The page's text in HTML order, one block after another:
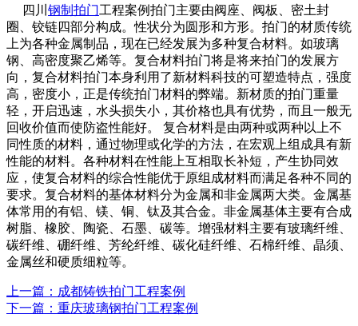
四川 钢制拍门工程案例拍门主要由阀座、阀板、密土封
圈、铰链四部分构成。性状分为圆形和方形。拍门的材质传统
上为各种金属制品，现在已经发展为多种复合材料。如玻璃
钢、高密度聚乙烯等。复合材料拍门将是将来拍门的发展方
向，复合材料拍门本身利用了新材料科技的可塑造特点，强度
高，密度小，正是传统拍门材料的弊端。新材质的拍门重量
轻，开启迅速，水头损失小，其价格也具有优势，而且一般无
回收价值而使防盗性能好。 复合材料是由两种或两种以上不
同性质的材料，通过物理或化学的方法，在宏观上组成具有新
性能的材料。各种材料在性能上互相取长补短，产生协同效
应，使复合材料的综合性能优于原组成材料而满足各种不同的
要求。复合材料的基体材料分为金属和非金属两大类。金属基
体常用的有铝、镁、铜、钛及其合金。非金属基体主要有合成
树脂、橡胶、陶瓷、石墨、碳等。增强材料主要有玻璃纤维、
碳纤维、硼纤维、芳纶纤维、碳化硅纤维、石棉纤维、晶须、
金属丝和硬质细粒等。
上一篇：成都铸铁拍门工程案例
下一篇：重庆玻璃钢拍门工程案例